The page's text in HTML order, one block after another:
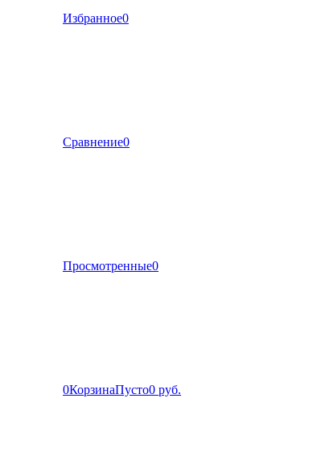
Избранное0
Сравнение0
Просмотренные0
0КорзинаПусто0 руб.